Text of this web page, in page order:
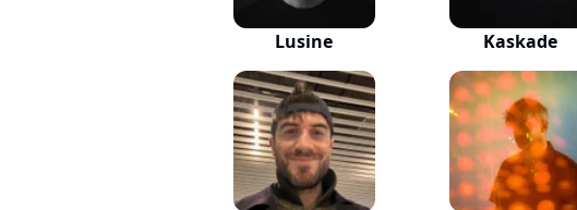
Lusine Kaskade